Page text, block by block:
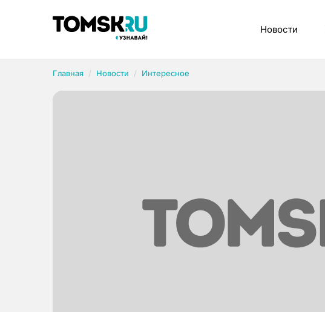
Новости
Главная Новости Интересное
Рубрики